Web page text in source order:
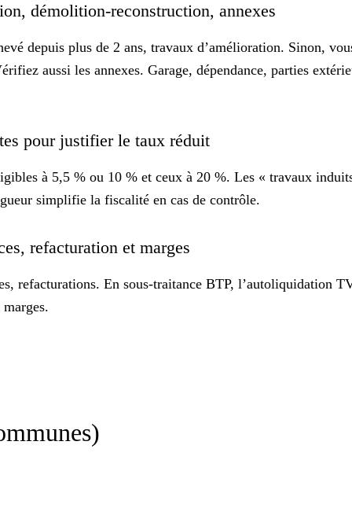
démolition-reconstruction, annexes
depuis plus de 2 ans, travaux d’amélioration. Sinon,
aussi les annexes. Garage, dépendance, parties
pour justifier le taux réduit
à 5,5 % ou 10 % et ceux à 20 %. Les « travaux
simplifie la fiscalité en cas de contrôle.
refacturation et marges
refacturations. En sous-traitance BTP, l’autoliquidation